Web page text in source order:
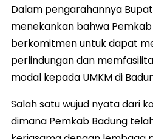
Dalam pengarahannya
menekankan bahwa
berkomitmen untuk dapat
perlindungan dan
modal kepada UMKM di
Salah satu wujud nyata dari
dimana Pemkab Badung